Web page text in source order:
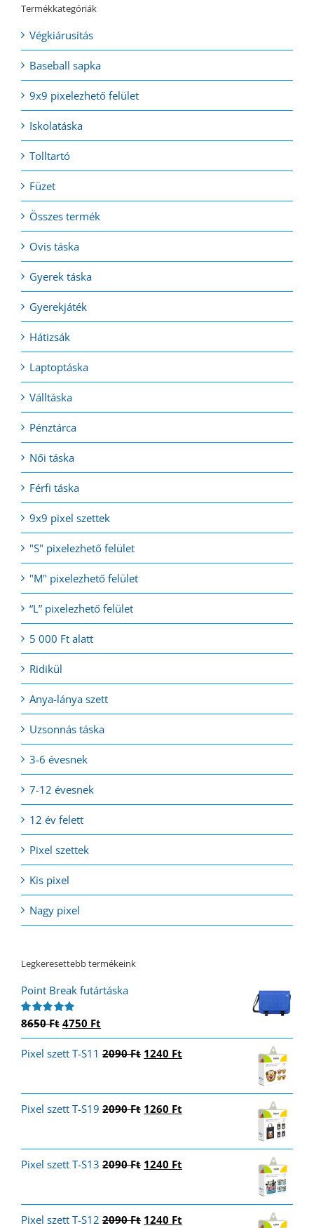
Termékkategóriák
Végkiárusítás
Baseball sapka
9x9 pixelezhető felület
Iskolatáska
Tolltartó
Füzet
Összes termék
Ovis táska
Gyerek táska
Gyerekjáték
Hátizsák
Laptoptáska
Válltáska
Pénztárca
Női táska
Férfi táska
9x9 pixel szettek
"S" pixelezhető felület
"M" pixelezhető felület
“L” pixelezhető felület
5 000 Ft alatt
Ridikül
Anya-lánya szett
Uzsonnás táska
3-6 évesnek
7-12 évesnek
12 év felett
Pixel szettek
Kis pixel
Nagy pixel
Legkeresettebb termékeink
Point Break futártáska
Értékelés:
8650Ft Original
price
was:
4750 Ft
price
is:
Pixel szett T-S11 2090Ft Original
1240 Ft
Pixel szett T-S19 2090Ft Original
1260 Ft
Pixel szett T-S13 2090Ft Original
1240 Ft
Pixel szett T-S12 2090Ft Original
1240 Ft